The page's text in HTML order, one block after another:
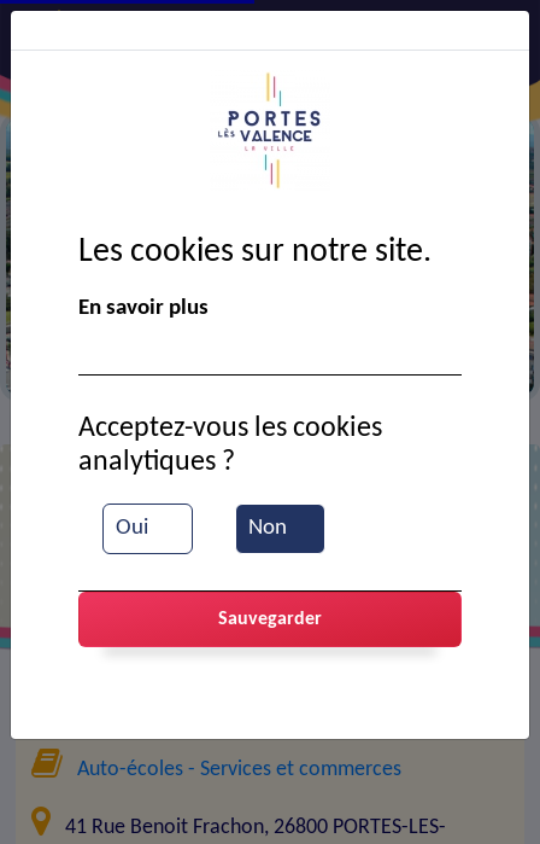
> Contact >Auto-école Gaillard
Auto-école Gaillard
Auto-écoles - Services et commerces
41 Rue Benoit Frachon, 26800 PORTES-LES-
Les cookies sur notre site.
En savoir plus
Oui Non
Acceptez-vous les cookies
analytiques ?
Sauvegarder